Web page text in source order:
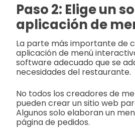
Paso 2: Elige un
aplicación de
La parte más importante de
aplicación de menú
software adecuado que se
necesidades del restaurante.
No todos los creadores de
pueden crear un sitio web
Algunos solo elaboran un
página de pedidos.